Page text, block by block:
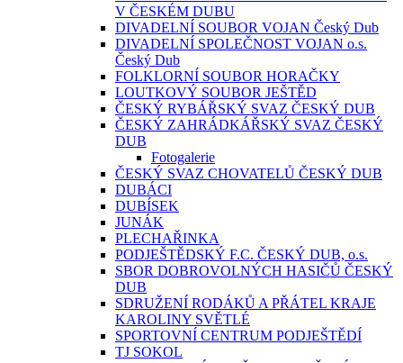
V ČESKÉM DUBU
DIVADELNÍ SOUBOR VOJAN Český Dub
DIVADELNÍ SPOLEČNOST VOJAN o.s.
Český Dub
FOLKLORNÍ SOUBOR HORAČKY
LOUTKOVÝ SOUBOR JEŠTĚD
ČESKÝ RYBÁŘSKÝ SVAZ ČESKÝ DUB
ČESKÝ ZAHRÁDKÁŘSKÝ SVAZ ČESKÝ
DUB
Fotogalerie
ČESKÝ SVAZ CHOVATELŮ ČESKÝ DUB
DUBÁCI
DUBÍSEK
JUNÁK
PLECHAŘINKA
PODJEŠTĚDSKÝ F.C. ČESKÝ DUB, o.s.
SBOR DOBROVOLNÝCH HASIČŮ ČESKÝ
DUB
SDRUŽENÍ RODÁKŮ A PŘÁTEL KRAJE
KAROLINY SVĚTLÉ
SPORTOVNÍ CENTRUM PODJEŠTĚDÍ
TJ SOKOL